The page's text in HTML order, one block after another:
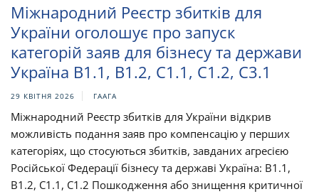
Міжнародний Реєстр збитків для
України оголошує про запуск
категорій заяв для бізнесу та держави
Україна B1.1, B1.2, C1.1, C1.2, C3.1
29 КВІТНЯ 2026 ГААГА
Міжнародний Реєстр збитків для України відкрив
можливість подання заяв про компенсацію у перших
категоріях, що стосуються збитків, завданих агресією
Російської Федерації бізнесу та державі Україна: B1.1,
B1.2, C1.1, C1.2 Пошкодження або знищення критичної